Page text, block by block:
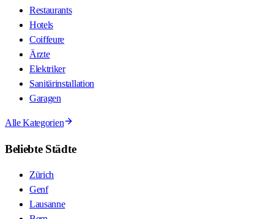
Restaurants
Hotels
Coiffeure
Ärzte
Elektriker
Sanitärinstallation
Garagen
Alle Kategorien
Beliebte Städte
Zürich
Genf
Lausanne